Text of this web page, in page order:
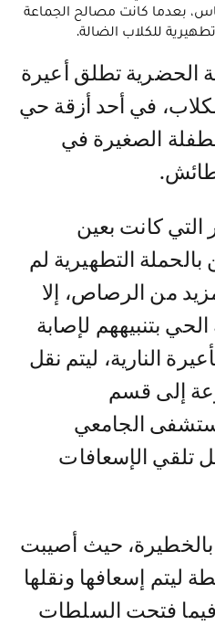
2019، بمدينة فاس، بعدما كانت مصالح الجماعة
للكلاب الضالة.
في أحد أزقة حي
الصغيرة في
طائش.
كانت بعين
بالحملة التطهيرية لم
من الرصاص، إلا
بتنبيههم لإصابة
النارية، ليتم نقل
إلى قسم
الجامعي
تلقي الإسعافات
بالخطيرة، حيث أصيبت
ليتم إسعافها ونقلها
فيما فتحت السلطات